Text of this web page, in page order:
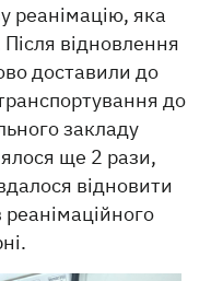
реанімацію, яка
відновлення
доставили до
до
закладу
ще 2 рази,
відновити